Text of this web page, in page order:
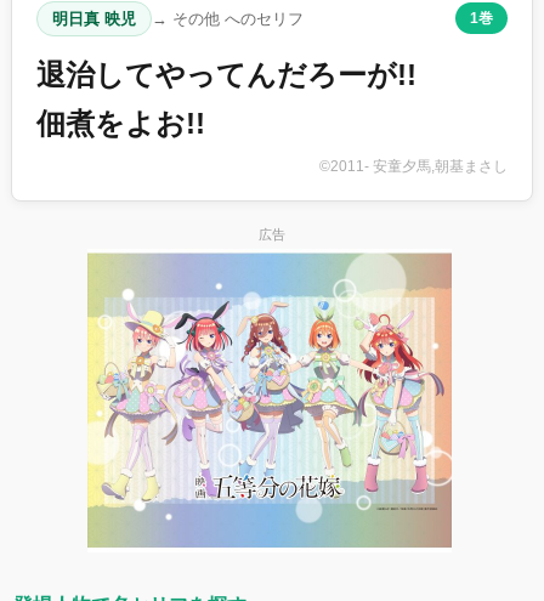
明日真 映児 → その他 へのセリフ 1巻
退治してやってんだろーが!!
佃煮をよお!!
©2011- 安童夕馬,朝基まさし
広告